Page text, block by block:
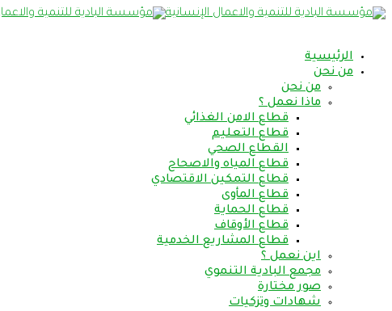
الرئيسية
من نحن
من نحن
ماذا نعمل ؟
قطاع الامن الغذائي
قطاع التعليم
القطاع الصحي
قطاع المياه والاصحاح
قطاع التمكين الاقتصادي
قطاع المأوى
قطاع الحماية
قطاع الأوقاف
قطاع المشاريع الخدمية
اين نعمل ؟
مجمع البادية التنموي
صور مختارة
شهادات وتزكيات